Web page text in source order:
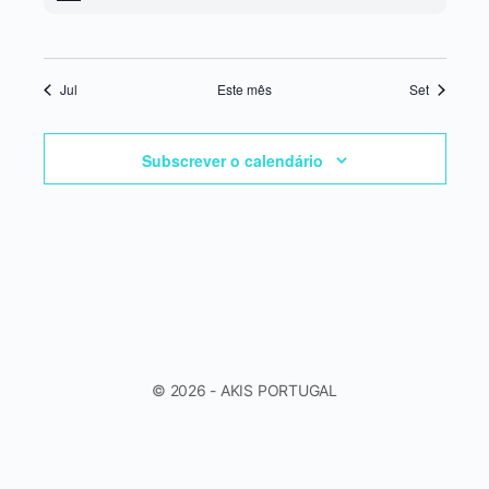
Jul Este mês Set
Subscrever o calendário
© 2026 - AKIS PORTUGAL